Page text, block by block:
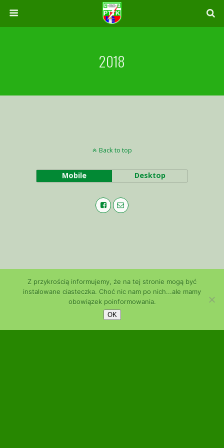
2018
Back to top
Mobile Desktop
Z przykrością informujemy, że na tej stronie mogą być
instalowane ciasteczka. Choć nic nam po nich...ale mamy
obowiązek poinformowania.
OK